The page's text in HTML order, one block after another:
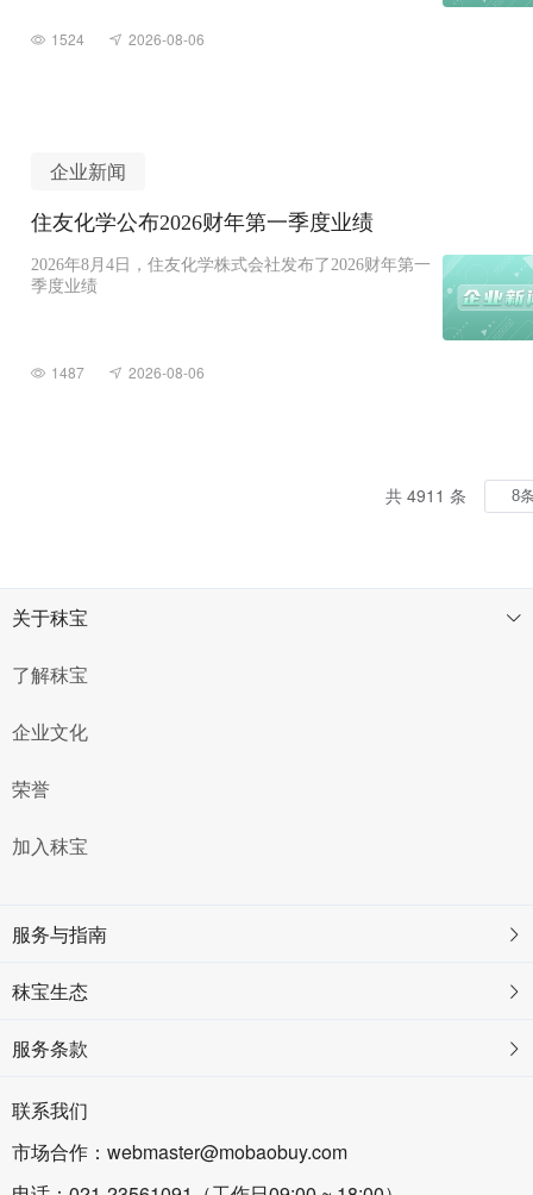
1524 2026-08-06
企业新闻
住友化学公布2026财年第一季度业绩
2026年8月4日，住友化学株式会社发布了2026财年第一
季度业绩
1487 2026-08-06
共 4911 条
关于秣宝
了解秣宝
企业文化
荣誉
加入秣宝
服务与指南
秣宝生态
服务条款
联系我们
市场合作：webmaster@mobaobuy.com